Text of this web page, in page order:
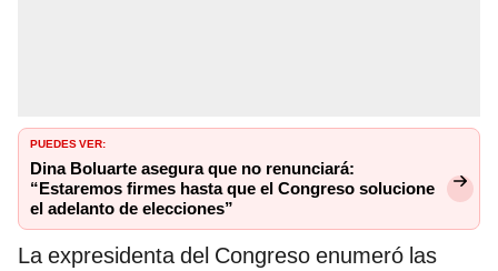
PUEDES VER:
Dina Boluarte asegura que no renunciará:
“Estaremos firmes hasta que el Congreso solucione
el adelanto de elecciones”
La expresidenta del Congreso enumeró las